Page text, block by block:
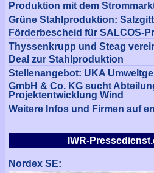
Produktion mit dem
Grüne Stahlproduktion:
Förderbescheid für SALCOS-
Thyssenkrupp und Steag
Deal zur Stahlproduktion
Stellenangebot: UKA
GmbH & Co. KG sucht
Projektentwicklung Wind
Weitere Infos und Firmen auf
IWR-
Nordex SE: